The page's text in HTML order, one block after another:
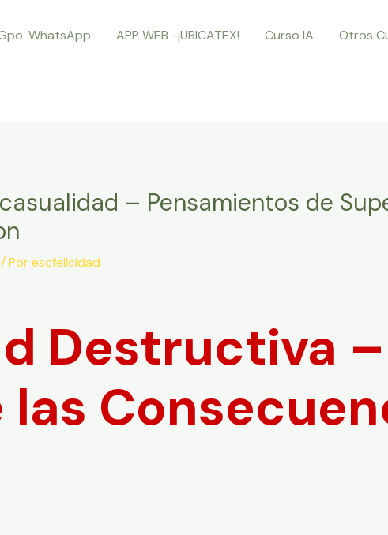
WhatsApp APP WEB -¡UBICATEX! Curso IA Otros
– Pensamientos de
/ Porescfelicidad
Destructiva
las